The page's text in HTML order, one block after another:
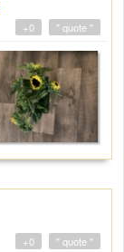
" quote "
+0
" quote "
+0